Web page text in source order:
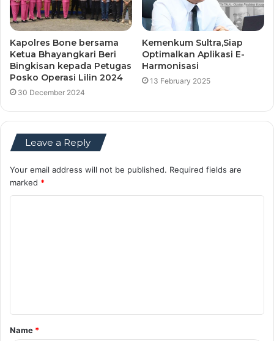
Kapolres Bone bersama
Ketua Bhayangkari Beri
Bingkisan kepada Petugas
Posko Operasi Lilin 2024
30 December 2024
Kemenkum Sultra,Siap
Optimalkan Aplikasi E-
Harmonisasi
13 February 2025
Leave a Reply
Your email address will not be published. Required fields are
marked *
t
*
Name *